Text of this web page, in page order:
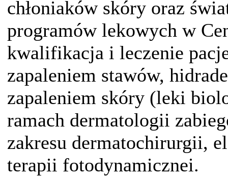
chłoniaków skóry oraz
programów lekowych w
kwalifikacja i leczenie
zapaleniem stawów,
zapaleniem skóry (leki
ramach dermatologii
zakresu dermatochirurgii,
terapii fotodynamicznei.